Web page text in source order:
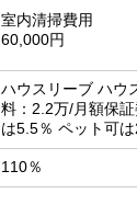
室内清掃費用
60,000円
ハウスリーブ ハウ
料：2.2万/月額保
は5.5％ ペット可
110％